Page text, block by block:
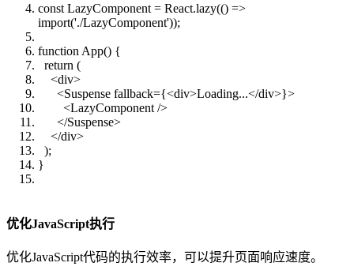
const LazyComponent = React.lazy(() =>
import('./LazyComponent'));
function App() {
return (
<div>
<Suspense fallback={<div>Loading...</div>}>
<LazyComponent />
</Suspense>
</div>
);
}
优化JavaScript执行
优化JavaScript代码的执行效率，可以提升页面响应速度。